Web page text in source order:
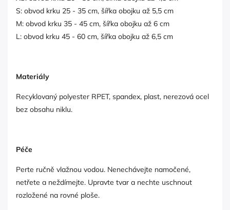
S: obvod krku 25 - 35 cm, šířka obojku až 5,5 cm
M: obvod krku 35 - 45 cm, šířka obojku až 6 cm
L: obvod krku 45 - 60 cm, šířka obojku až 6,5 cm
Materiály
Recyklovaný polyester RPET, spandex, plast, nerezová ocel
bez obsahu niklu.
Péče
Perte ručně vlažnou vodou. Nenechávejte namočené,
netřete a neždímejte. Upravte tvar a nechte uschnout
rozložené na rovné ploše.